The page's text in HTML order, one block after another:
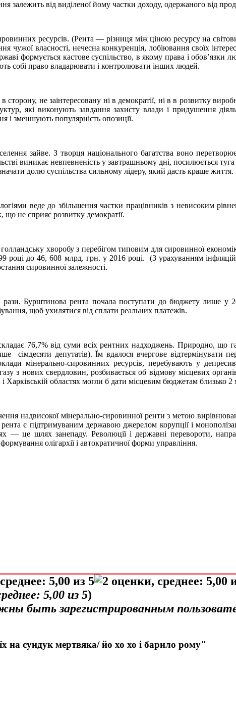
залежить від виділеної йому частки доходу, одержаного від
ресурсів. (Рента — різниця між ціною ресурсу на
чужої власності, нечесна конкуренція, лобіювання своїх
формується кастове суспільство, в якому права і обов’язки
собі право владарювати і контролювати інших людей.
не заінтересовану ні в демократії, ні в в розвитку
які виконують завдання захисту влади і придушення
і зменшують популярність опозиції.
зайве. З творця національного багатства воно
виникає невпевненість у завтрашньому дні, посилюється
долю суспільства сильному лідеру, який дасть краще життя.
веде до збільшення частки працівників з невисоким
що не сприяє розвитку демократії.
хворобу з перебігом типовим для сировинної
році до 46, 608 млрд. грн. у 2016 році. (З урахуванням
сировинної залежності.
рази. Бурштинова рента почала поступати до бюджету лише у
щоб ухилятися від сплати реальних платежів.
76,7% від суми всіх рентних надходжень. Природно, що
депутатів). Їм вдалося вчергове відтермінувати
мінерально-сировинних ресурсів, перебувають у
з нових свердловин, розбивається об відмову місцевих
Харківській областях могли б дати місцевим бюджетам близько
надвисокої мінерально-сировинної ренти з метою
є підтримуваним державою джерелом корупції і
— це шлях занепаду. Революції і державні перевороти,
олігархії і автократичної форми управління.
5,00 из 5)
быть зарегистрированным
на сундук мертвяка/ йо хо хо і барило рому"